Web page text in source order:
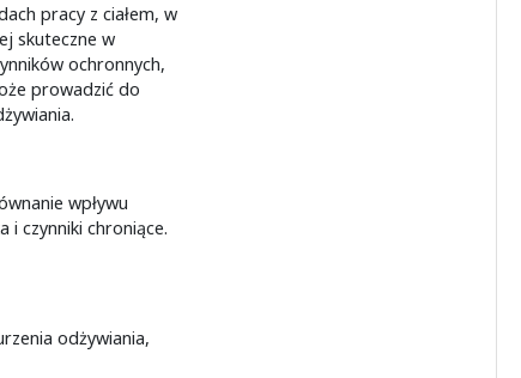
pracy z ciałem, w
skuteczne w
ochronnych,
prowadzić do
wpływu
i czynniki chroniące.
odżywiania,